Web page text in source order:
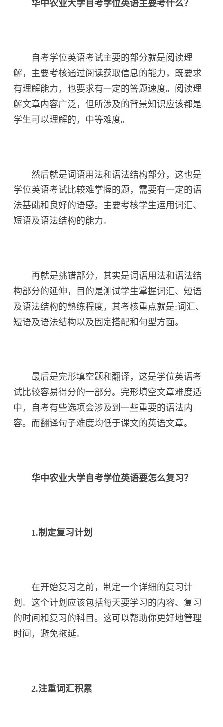
华中农业大学自考学位英语主要考什么？
自考学位英语考试主要的部分就是阅读理
解，主要考核通过阅读获取信息的能力，既要求
有理解能力，也要求有一定的答题速度。阅读理
解文章内容广泛，但所涉及的背景知识应该都是
学生可以理解的，中等难度。
然后就是词语用法和语法结构部分，这也是
学位英语考试比较难掌握的题，需要有一定的语
法基础和良好的语感。主要考核学生运用词汇、
短语及语法结构的能力。
再就是挑错部分，其实是词语用法和语法结
构部分的延伸，目的是测试学生掌握词汇、短语
及语法结构的熟练程度，其考核重点就是:词汇、
短语及语法结构以及固定搭配和句型方面。
最后是完形填空题和翻译，这是学位英语考
试比较容易得分的一部分。完形填空文章难度适
中，自考有些选项会涉及到一些重要的语法内
容。而翻译句子难度均低于课文的英语文章。
华中农业大学自考学位英语要怎么复习？
1.制定复习计划
在开始复习之前，制定一个详细的复习计
划。这个计划应该包括每天要学习的内容、复习
的时间和复习的科目。这可以帮助你更好地管理
时间，避免拖延。
2.注重词汇积累